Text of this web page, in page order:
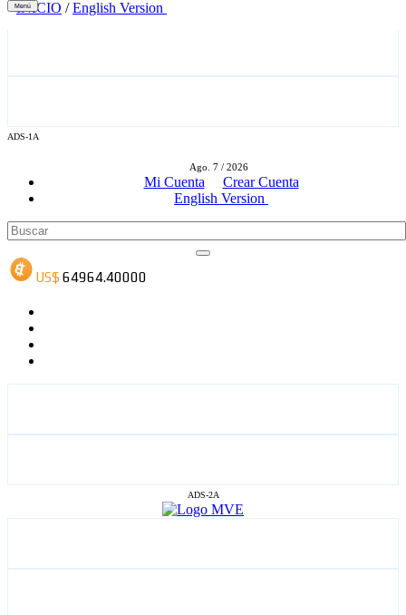
ADS-1A
Ago. 7 / 2026
Mi Cuenta
Crear Cuenta
English Version
ADS-2A
Menú
INICIO /English Version
ADS-3B